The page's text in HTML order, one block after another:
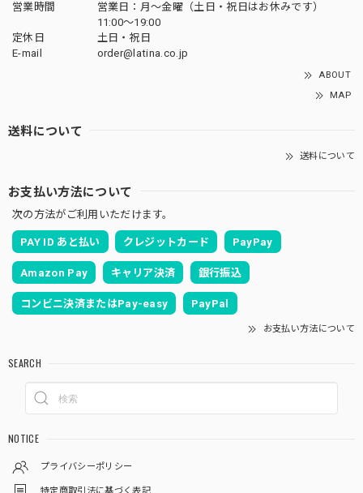
営業時間
営業日：月〜金曜（土日・祝日はお休みです）
11:00〜19:00
定休日
土日・祝日
E-mail
order@latina.co.jp
ABOUT
MAP
送料について
送料について
お支払い方法について
次の方法がご利用いただけます。
PAY ID あと払い クレジットカード PayPay
Amazon Pay キャリア決済 銀行振込
コンビニ決済またはPay-easy PayPal
お支払い方法について
SEARCH
NOTICE
プライバシーポリシー